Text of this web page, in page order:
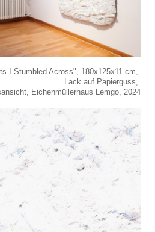
I Stumbled Across", 180x125x11 cm,
Lack auf Papierguss,
Eichenmüllerhaus Lemgo, 2024